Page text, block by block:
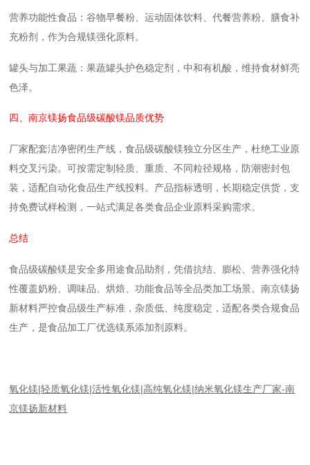
营养功能性食品：谷物早餐粉、运动固体饮料、代餐营养粉、膳食补
充粉剂，作为合规镁强化原料。
罐头与加工果蔬：果蔬罐头护色稳定剂，中和有机酸，维持食材鲜亮
色泽。
四、南京镁扬食品级碳酸镁品质优势
厂家配套洁净密闭生产线，食品级碳酸镁独立分区生产，杜绝工业原
料交叉污染。可按需定制轻质、重质、不同粒径规格，防潮密封包
装，适配自动化食品生产线投料。产品指标透明，长期稳定供货，支
持免费试样检测，一站式满足各类食品企业原料采购需求。
总结
食品级碳酸镁是安全多用途食品助剂，凭借抗结、膨松、营养强化特
性覆盖奶粉、调味品、烘焙、功能食品等全品类加工场景。南京镁扬
新材料严控食品级生产标准，杂质低、纯度稳定，适配各类合规食品
生产，是食品加工厂优选镁系添加剂原料。
氧化镁|轻质氧化镁|活性氧化镁|高纯氧化镁|纳米氧化镁生产厂家-南
京镁扬新材料